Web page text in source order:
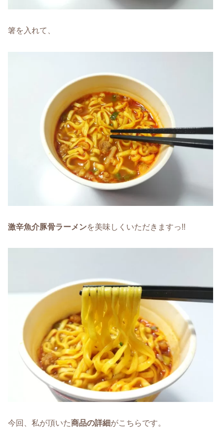
箸を入れて、
激辛魚介豚骨ラーメンを美味しくいただきますっ!!
今回、私が頂いた商品の詳細がこちらです。